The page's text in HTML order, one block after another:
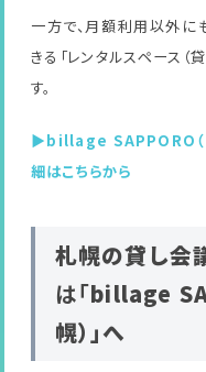
一方で、月額利用以外に
きる「レンタルスペース（
す。
▶billage SAPPORO（
細はこちらから
札幌の貸し会
は「billage
幌）」へ